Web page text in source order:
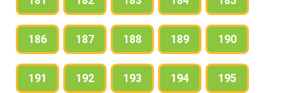
186 187 188 189 190
191 192 193 194 195